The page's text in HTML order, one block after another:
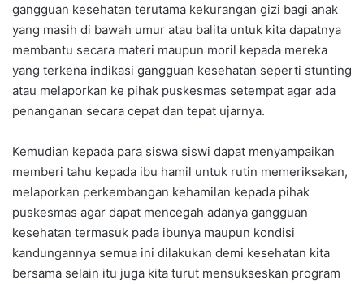
gangguan kesehatan terutama kekurangan gizi bagi anak
yang masih di bawah umur atau balita untuk kita dapatnya
membantu secara materi maupun moril kepada mereka
yang terkena indikasi gangguan kesehatan seperti stunting
atau melaporkan ke pihak puskesmas setempat agar ada
penanganan secara cepat dan tepat ujarnya.
Kemudian kepada para siswa siswi dapat menyampaikan
memberi tahu kepada ibu hamil untuk rutin memeriksakan,
melaporkan perkembangan kehamilan kepada pihak
puskesmas agar dapat mencegah adanya gangguan
kesehatan termasuk pada ibunya maupun kondisi
kandungannya semua ini dilakukan demi kesehatan kita
bersama selain itu juga kita turut mensukseskan program